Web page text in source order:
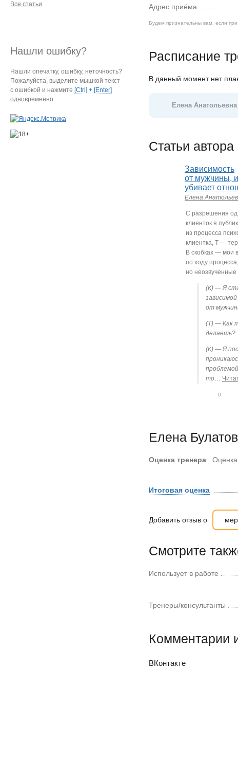
Адрес приёма
Будем признательны вам, если
Расписание
В данный момент нет
Елена
Статьи автора
Зависимость
от мужчины,
убивает
Елена
С разрешения
клиенток я
из процесса
клиентка, Т —
В скобках — мои
по ходу процесса,
но
(К) — Я
зависимой
от
(Т) — Как
делаешь?
(К) — Я
то…
0
Елена
Оценка тренера Оценка
Итоговая оценка
Добавить отзыв о
Смотрите
Использует в работе
Тренеры/консультанты
Комментарии
ВКонтакте
на определённый
Все статьи
Нашли ошибку?
Нашли опечатку, ошибку, неточность?
Пожалуйста, выделите мышкой текст
с ошибкой и нажмите [Ctrl] + [Enter]
одновременно.